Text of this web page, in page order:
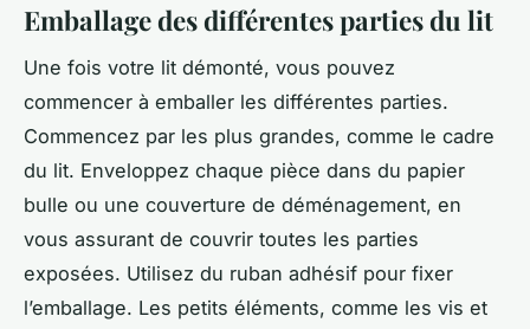
Emballage des différentes parties du lit
Une fois votre lit démonté, vous pouvez
commencer à emballer les différentes parties.
Commencez par les plus grandes, comme le cadre
du lit. Enveloppez chaque pièce dans du papier
bulle ou une couverture de déménagement, en
vous assurant de couvrir toutes les parties
exposées. Utilisez du ruban adhésif pour fixer
l’emballage. Les petits éléments, comme les vis et